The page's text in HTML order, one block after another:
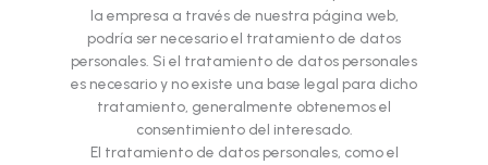
la empresa a través de nuestra página web,
podría ser necesario el tratamiento de datos
personales. Si el tratamiento de datos personales
es necesario y no existe una base legal para dicho
tratamiento, generalmente obtenemos el
consentimiento del interesado.
El tratamiento de datos personales, como el